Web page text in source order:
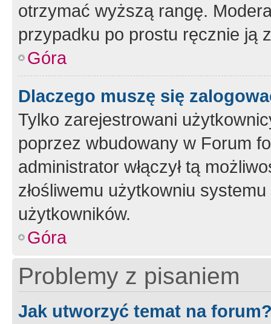
otrzymać wyższą rangę.
przypadku po prostu ręcznie ją
Góra
Dlaczego muszę się
Tylko zarejestrowani
poprzez wbudowany w Forum
administrator włączył tą
złośliwemu użytkowniu
użytkowników.
Góra
Problemy z pisaniem
Jak utworzyć temat na